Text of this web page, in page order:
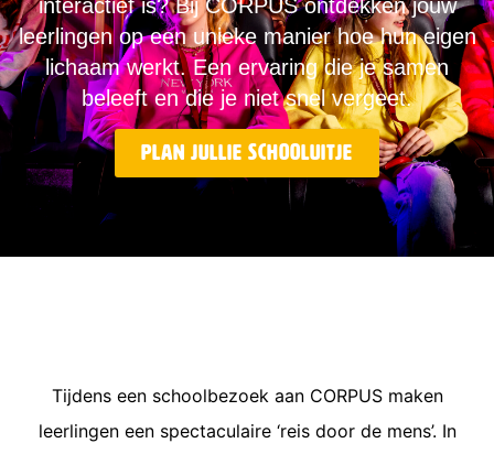
interactief is? Bij CORPUS ontdekken jouw
leerlingen op een unieke manier hoe hun eigen
lichaam werkt. Een ervaring die je samen
beleeft en die je niet snel vergeet.
Plan jullie schooluitje
Tijdens een schoolbezoek aan CORPUS maken
leerlingen een spectaculaire ‘reis door de mens’. In